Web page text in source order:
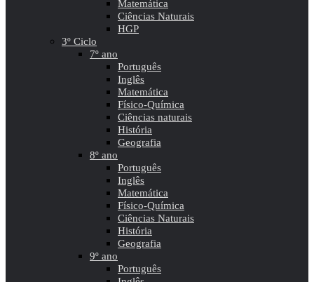
Matemática
Ciências Naturais
HGP
3º Ciclo
7º ano
Português
Inglês
Matemática
Físico-Química
Ciências naturais
História
Geografia
8º ano
Português
Inglês
Matemática
Físico-Química
Ciências Naturais
História
Geografia
9º ano
Português